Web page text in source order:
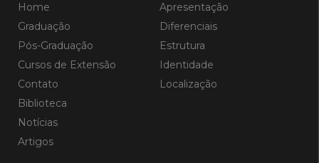
Home
Graduação
Pós-Graduação
Cursos de Extensão
Contato
Biblioteca
Notícias
Artigos
Apresentação
Diferenciais
Estrutura
Identidade
Localização